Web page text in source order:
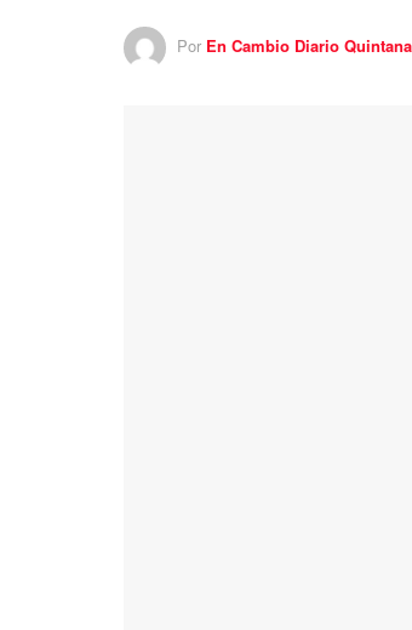
Por En Cambio Diario